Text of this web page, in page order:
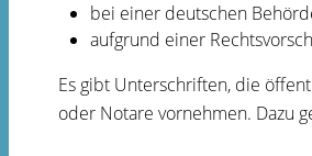
bei einer deutschen
aufgrund einer
Es gibt Unterschriften, die
oder Notare vornehmen. Dazu